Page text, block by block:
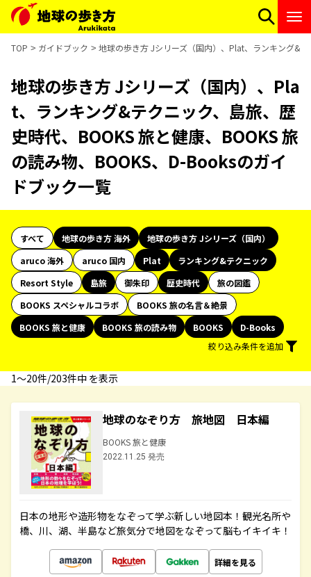
TOP ガイドブック 地球の歩き方 Jシリーズ（国内）、Plat、ランキング&
地球の歩き方 Jシリーズ（国内）、Pla
t、ランキング&テクニック、島旅、歴
史時代、BOOKS 旅と健康、BOOKS 旅
の読み物、BOOKS、D-Booksのガイ
ドブック一覧
すべて 地球の歩き方 海外
地球の歩き方 Jシリーズ（国内）
aruco 海外
aruco 国内 Plat
ランキング&テクニック
Resort Style
島旅 御朱印 歴史時代
旅の図鑑
BOOKS スペシャルコラボ
BOOKS 旅の名言＆絶景
BOOKS 旅と健康
BOOKS 旅の読み物 BOOKS
D-Books
絞り込み条件を追加
1〜20件/203件中 を表示
地球のなぞり方 旅地図 日本編
BOOKS 旅と健康
2022.11.25 発売
日本の地形や造形物をなぞって学ぶ新しい地図本！観光名所や
橋、川、湖、半島など旅気分で地図をなぞって脳もイキイキ！
詳細を見る